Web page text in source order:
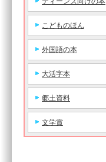
こどものほん
外国語の本
大活字本
郷土資料
文学賞